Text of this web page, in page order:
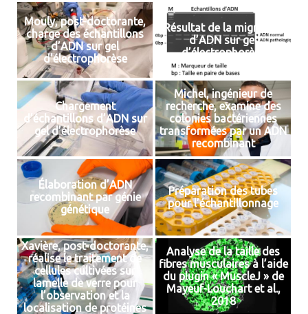
Mouly, post-doctorante,
charge des échantillons
d’ADN sur gel
d’électrophorèse
Résultat de la migration
d’ADN sur gel
d’électrophorèse
Chargement
d’échantillons d’ADN sur
gel d’électrophorèse
Michel, ingénieur de
recherche, examine des
colonies bactériennes
transformées par un ADN
recombinant
Élaboration d’ADN
recombinant par génie
génétique
Préparation des tubes
pour l’échantillonnage
Xavière, post-doctorante,
réalise le traitement de
cellules cultivées sur
lamelle de verre pour
l’observation et la
localisation de protéines
Analyse de la taille des
fibres musculaires à l’aide
du plugin « MuscleJ » de
Mayeuf-Louchart et al.,
2018